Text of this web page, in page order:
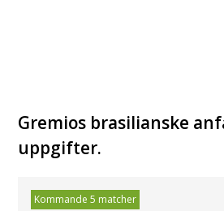
Gremios brasilianske
uppgifter.
Kommande 5 matcher